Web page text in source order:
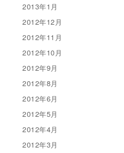
2013年1月
2012年12月
2012年11月
2012年10月
2012年9月
2012年8月
2012年6月
2012年5月
2012年4月
2012年3月